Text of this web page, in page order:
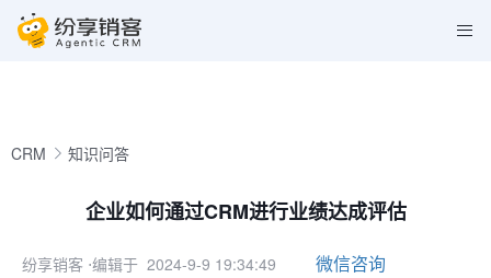
CRM 知识问答
企业如何通过CRM进行业绩达成评估
纷享销客 ⋅编辑于 2024-9-9 19:34:49 微信咨询